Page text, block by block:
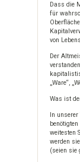
Dass die
für
von
Der
„Ware“,
Was ist
In
weitesten
werden
(seien sie